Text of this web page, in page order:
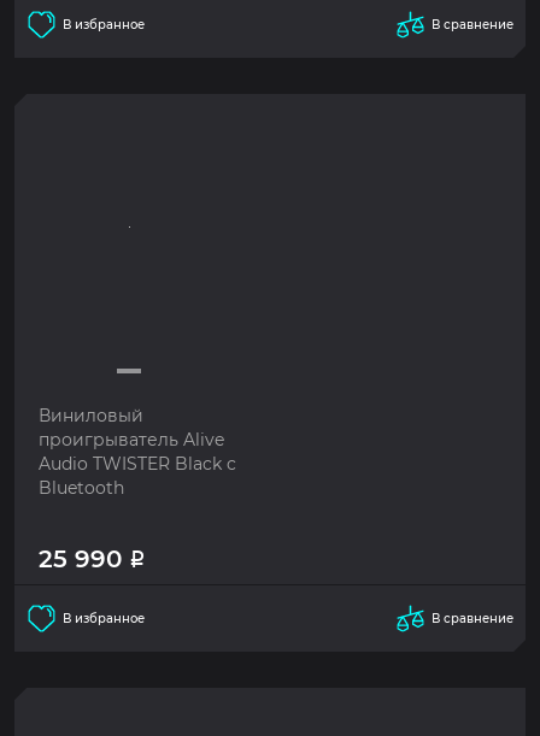
В избранное В сравнение
В избранное В сравнение
Виниловый
проигрыватель Alive
Audio TWISTER Black c
Bluetooth
25 990 Р